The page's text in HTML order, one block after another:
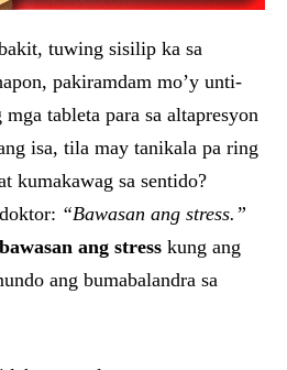
tuwing sisilip ka sa
pakiramdam mo’y unti-
tableta para sa altapresyon
isa, tila may tanikala pa ring
kumakawag sa sentido?
“Bawasan ang stress.”
ang stress kung ang
ang bumabalandra sa